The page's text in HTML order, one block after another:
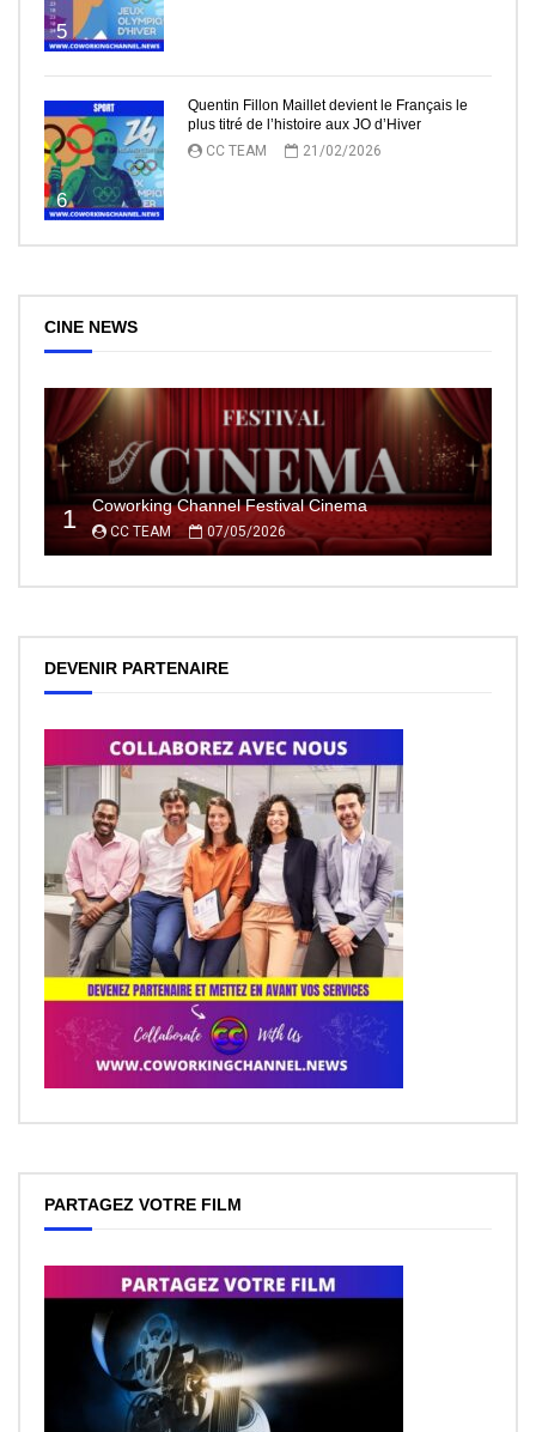
5
6
Quentin Fillon Maillet devient le Français le
plus titré de l’histoire aux JO d’Hiver
CC TEAM
21/02/2026
CINE NEWS
1 Coworking Channel Festival Cinema
CC TEAM 07/05/2026
DEVENIR PARTENAIRE
PARTAGEZ VOTRE FILM